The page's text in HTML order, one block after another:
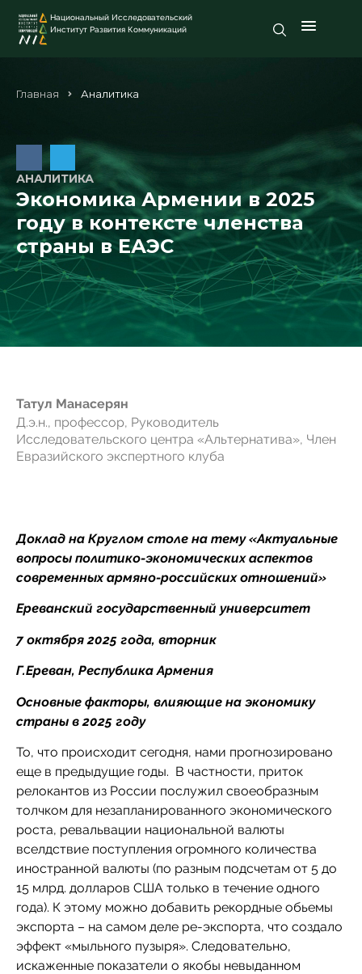
Национальный Исследовательский
Институт Развития Коммуникаций
Главная Аналитика
АНАЛИТИКА
Экономика Армении в 2025
году в контексте членства
страны в ЕАЭС
Татул Манасерян
Д.э.н., профессор, Руководитель
Исследовательского центра «Альтернатива», Член
Евразийского экспертного клуба
Доклад на Круглом столе на тему «Актуальные
вопросы политико-экономических аспектов
современных армяно-российских отношений»
Ереванский государственный университет
7 октября 2025 года, вторник
Г.Ереван, Республика Армения
Основные факторы, влияющие на экономику
страны в 2025 году
То, что происходит сегодня, нами прогнозировано
еще в предыдущие годы. В частности, приток
релокантов из России послужил своеобразным
толчком для незапланированного экономического
роста, ревальвации национальной валюты
вселдствие поступления огромного количества
иностранной валюты (по разным подсчетам от 5 до
15 млрд. долларов США только в течение одного
года). К этому можно добавить рекордные обьемы
экспорта – на самом деле ре-экспорта, что создало
эффект «мыльного пузыря». Следовательно,
искаженные показатели о якобы невыданном